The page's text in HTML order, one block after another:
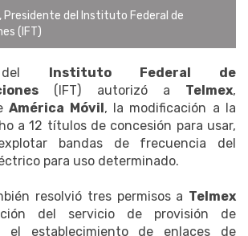
Presidente del Instituto Federal de
(IFT)
del Instituto Federal de
(IFT) autorizó a Telmex,
América Móvil, la modificación a la
a 12 títulos de concesión para usar,
bandas de frecuencia del
para uso determinado.
resolvió tres permisos a Telmex
del servicio de provisión de
el establecimiento de enlaces de